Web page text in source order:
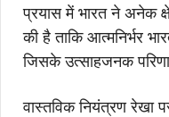
प्रयास में भारत ने अनेक
की है ताकि आत्मनिर्भर
जिसके उत्साहजनक
वास्तविक नियंत्रण रेखा